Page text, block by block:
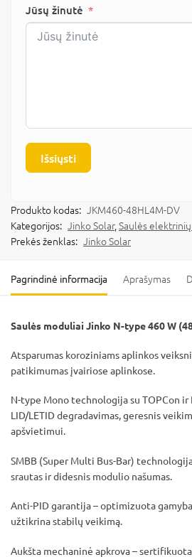
Jūsų žinutė
Išsiųsti
Produkto kodas: JKM460-48HL4M-DV
Kategorijos: Jinko Solar, Saulės
Prekės ženklas: Jinko Solar
Pagrindinė informacija Aprašymas
Saulės moduliai Jinko N-type 460 W
Atsparumas koroziniams aplinkos
patikimumas įvairiose aplinkose.
N-type Mono technologija su TOPCon ir
LID/LETID degradavimas, geresnis
apšvietimui.
SMBB (Super Multi Bus-Bar)
srautas ir didesnis modulio našumas.
Anti-PID garantija – optimizuota
užtikrina stabilų veikimą.
Aukšta mechaninė apkrova –